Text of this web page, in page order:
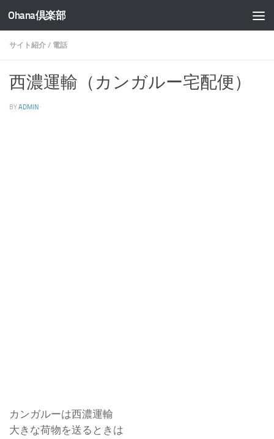
コンテンツへスキップ
Ohana倶楽部
サイト紹介 / 電話
西濃運輸（カンガルー宅配便）
BYADMIN ·
カンガルーは西濃運輸
大きな荷物を送るときは